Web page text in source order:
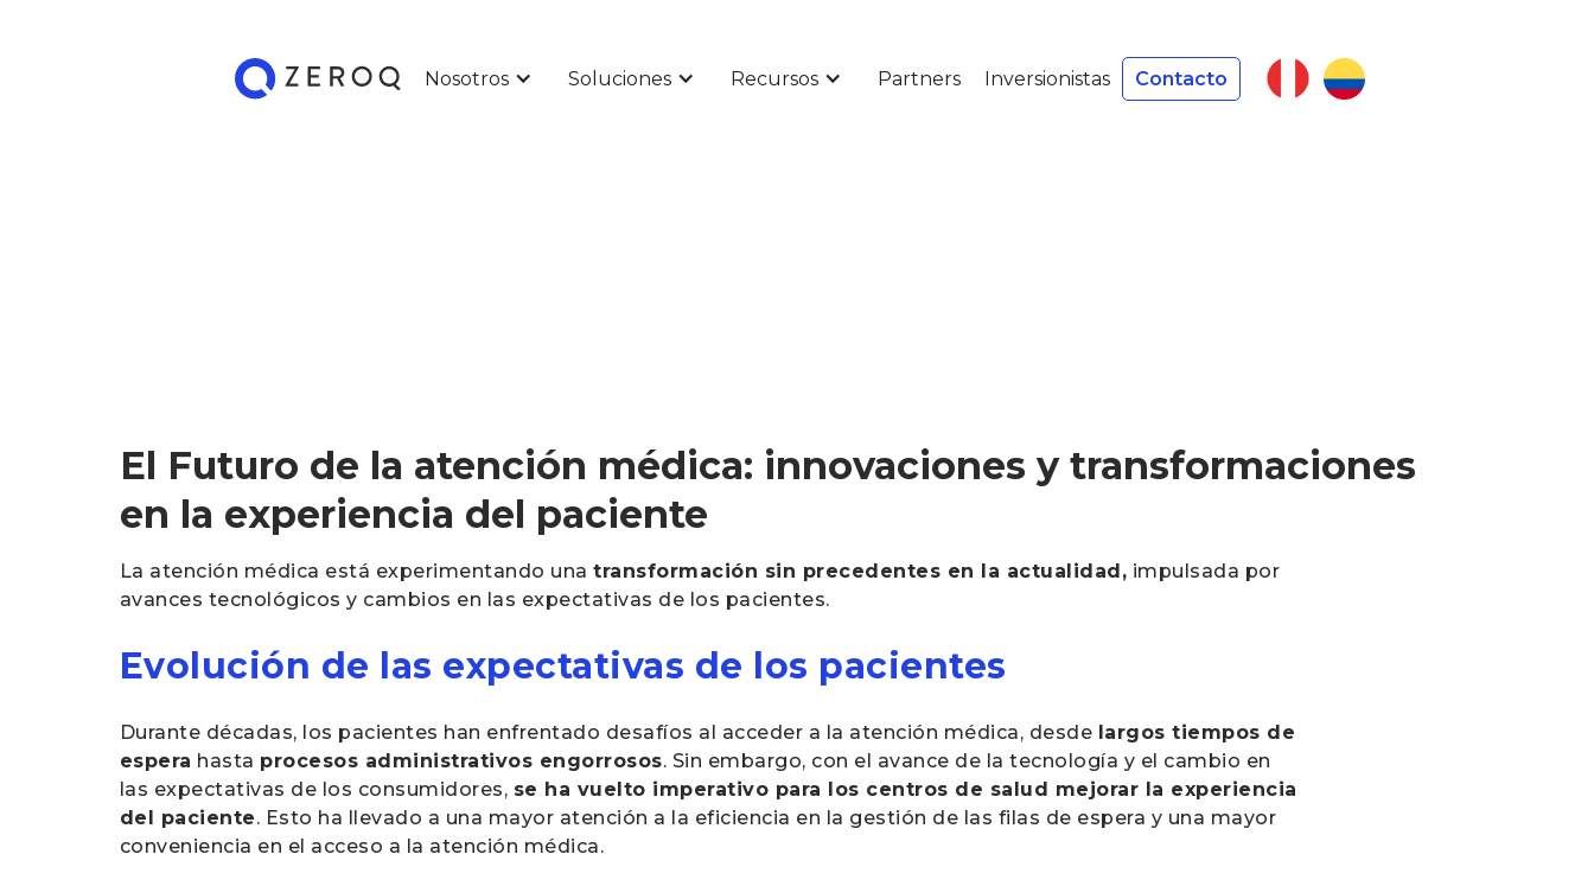
Nosotros Soluciones Recursos Partners Inversionistas Contacto
El Futuro de la atención médica: innovaciones y transformaciones
en la experiencia del paciente
La atención médica está experimentando unatransformación sin precedentes en la actualidad, impulsada por
avances tecnológicos y cambios en las expectativas de los pacientes.
Evolución de las expectativas de los pacientes
Durante décadas, los pacientes han enfrentado desafíos al acceder a la atención médica, desde largos tiempos de
espera hasta procesos administrativos engorrosos. Sin embargo, con el avance de la tecnología y el cambio en
las expectativas de los consumidores, se ha vuelto imperativo para los centros de salud mejorar la experiencia
del paciente. Esto ha llevado a una mayor atención a la eficiencia en la gestión de las filas de espera y una mayor
conveniencia en el acceso a la atención médica.